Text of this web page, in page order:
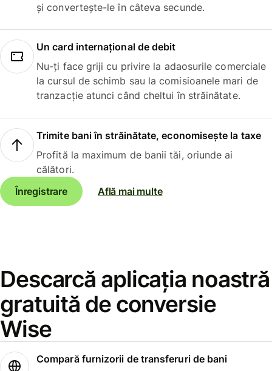
și convertește-le în câteva secunde.
Un card internațional de debit
Nu-ți face griji cu privire la adaosurile comerciale
la cursul de schimb sau la comisioanele mari de
tranzacție atunci când cheltui în străinătate.
Trimite bani în străinătate, economisește la taxe
Profită la maximum de banii tăi, oriunde ai
călători.
Înregistrare
Află mai multe
Descarcă aplicația noastră
gratuită de conversie
Wise
Compară furnizorii de transferuri de bani